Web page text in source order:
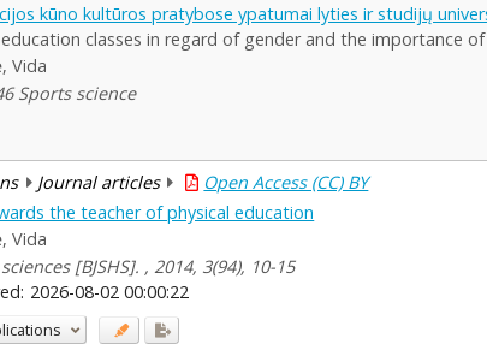
kūno kultūros pratybose ypatumai lyties ir studijų
classes in regard of gender and the importance
Vida
Sports science
Journal articles Open Access (CC) BY
the teacher of physical education
Vida
[BJSHS]. , 2014, 3(94), 10-15
2026-08-02 00:00:22